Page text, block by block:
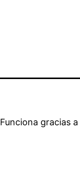
Funciona gracias a